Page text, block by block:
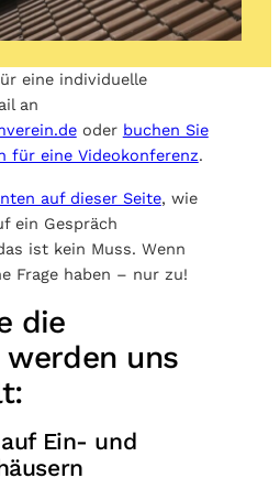
eine individuelle
an
oder buchen Sie
für eine Videokonferenz.
auf dieser Seite, wie
ein Gespräch
ist kein Muss. Wenn
Frage haben – nur zu!
die
uns
Ein- und